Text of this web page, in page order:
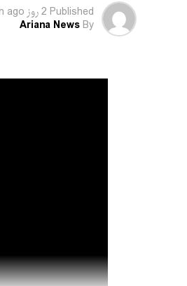
Published 2 روز ago
By
Ariana News